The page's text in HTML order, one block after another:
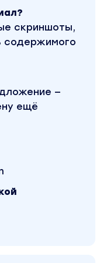
аудитории
теплоты
возражений
на основе
и сильные
скриншоты,
содержимого
—
ещё